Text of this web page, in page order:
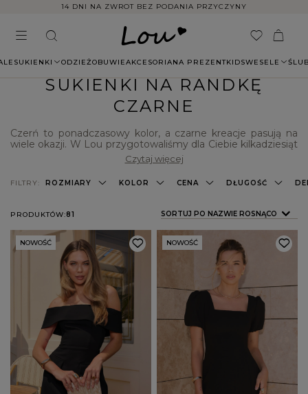
14 DNI NA ZWROT BEZ PODANIA PRZYCZYNY
SUKIENKI ODZIEŻOBUWIEAKCESORIANA PREZENTKIDSWESELE
SUKIENKI NA RANDKĘ
CZARNE
Czerń to ponadczasowy kolor, a czarne kreacje pasują na
wiele okazji. W Lou przygotowaliśmy dla Ciebie kilkadziesiąt
propozycji czarnych sukienek na randki. To kreacje o
różnych fasonach, dzięki czemu bez trudu wybierzesz tę,
która podkreśli walory Twojej figury i pozwoli ukryć
ewentualne mankamenty. Sprawdź dostępne u nas czarne
się komfortowo i pięknie.
Czytaj więcej
PRODUKTÓW:81 ZMIEŃ SORTOWANIE
SORTUJ PO NAZWIE ROSNĄCO
FILTRY: ROZMIARY KOLOR CENA DŁUGOŚĆ
NOWOŚĆ NOWOŚĆ